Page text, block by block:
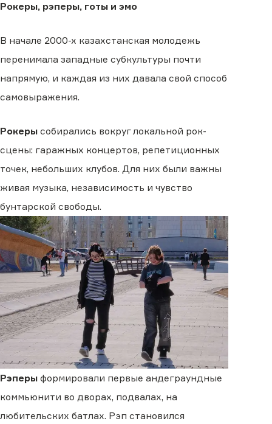
Рокеры, рэперы, готы и эмо
В начале 2000-х казахстанская молодежь
перенимала западные субкультуры почти
напрямую, и каждая из них давала свой способ
самовыражения.
Рокеры собирались вокруг локальной рок-
сцены: гаражных концертов, репетиционных
точек, небольших клубов. Для них были важны
живая музыка, независимость и чувство
бунтарской свободы.
Рэперы формировали первые андеграундные
коммьюнити во дворах, подвалах, на
любительских батлах. Рэп становился